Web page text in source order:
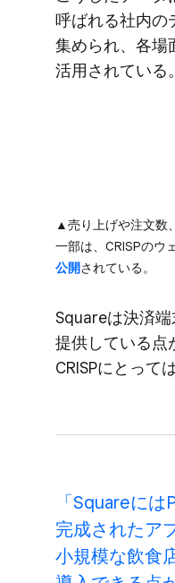
呼ばれる​社内の​
集められ、​各場
活用されている。
▲売り​上げや​注文数
一部は、​CRISPの​ウ
公開されている。
Squareは​決済端
提供している​点
CRISPに​とって
「Squareに
完成された​ア
小規模な​飲食